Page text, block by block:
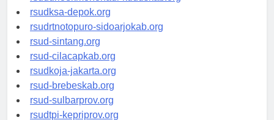
rsuddrloekmonohadi-kuduskab.org
rsudksa-depok.org
rsudrtnotopuro-sidoarjokab.org
rsud-sintang.org
rsud-cilacapkab.org
rsudkoja-jakarta.org
rsud-brebeskab.org
rsud-sulbarprov.org